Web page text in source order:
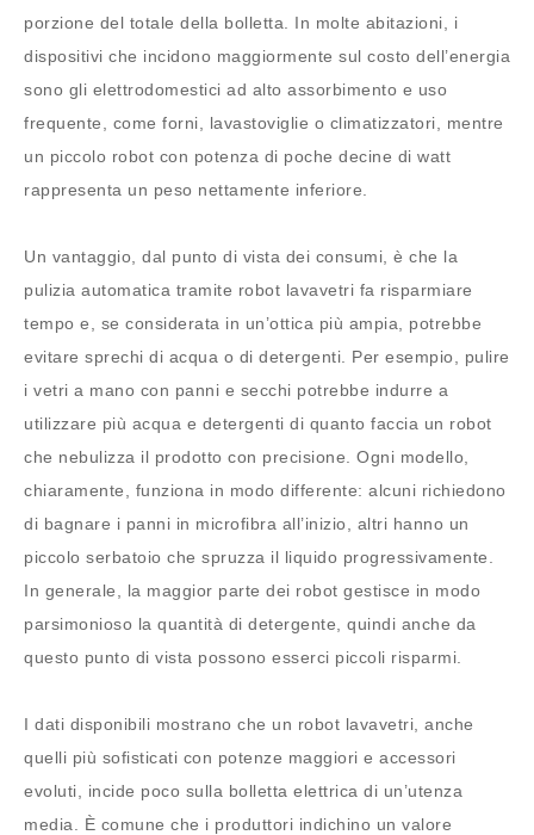
porzione del totale della bolletta. In molte abitazioni, i
dispositivi che incidono maggiormente sul costo dell’energia
sono gli elettrodomestici ad alto assorbimento e uso
frequente, come forni, lavastoviglie o climatizzatori, mentre
un piccolo robot con potenza di poche decine di watt
rappresenta un peso nettamente inferiore.
Un vantaggio, dal punto di vista dei consumi, è che la
pulizia automatica tramite robot lavavetri fa risparmiare
tempo e, se considerata in un’ottica più ampia, potrebbe
evitare sprechi di acqua o di detergenti. Per esempio, pulire
i vetri a mano con panni e secchi potrebbe indurre a
utilizzare più acqua e detergenti di quanto faccia un robot
che nebulizza il prodotto con precisione. Ogni modello,
chiaramente, funziona in modo differente: alcuni richiedono
di bagnare i panni in microfibra all’inizio, altri hanno un
piccolo serbatoio che spruzza il liquido progressivamente.
In generale, la maggior parte dei robot gestisce in modo
parsimonioso la quantità di detergente, quindi anche da
questo punto di vista possono esserci piccoli risparmi.
I dati disponibili mostrano che un robot lavavetri, anche
quelli più sofisticati con potenze maggiori e accessori
evoluti, incide poco sulla bolletta elettrica di un’utenza
media. È comune che i produttori indichino un valore